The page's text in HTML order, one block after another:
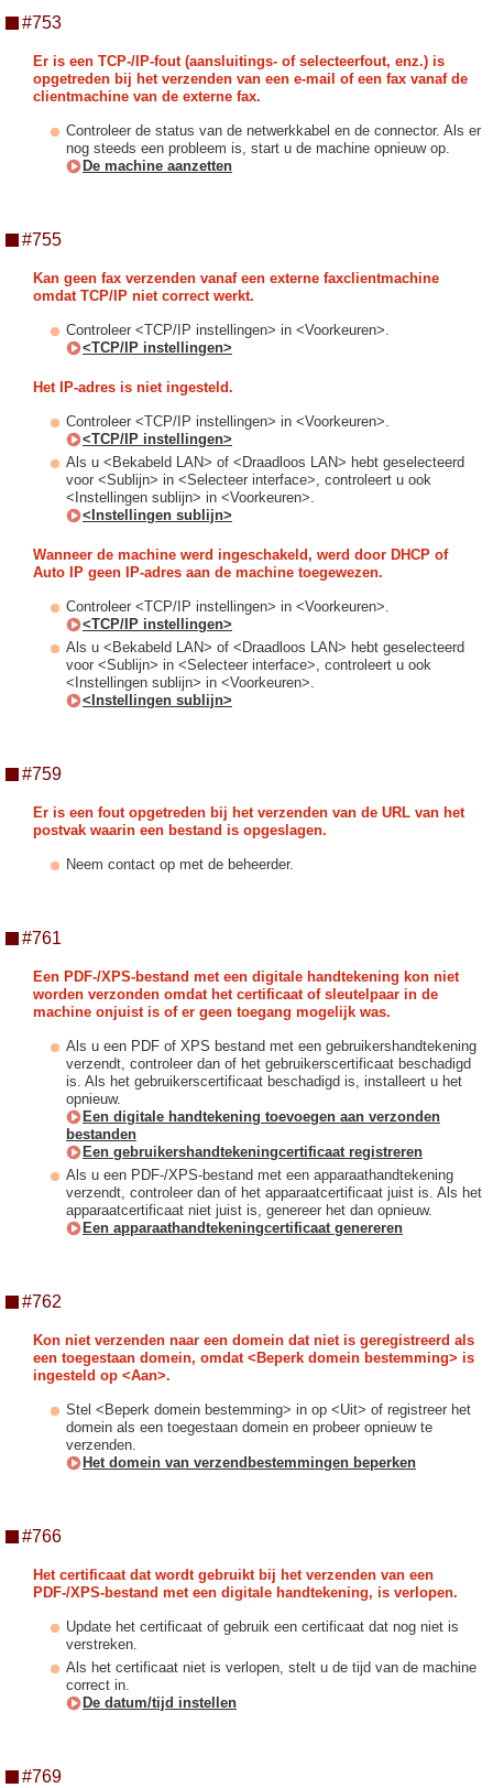
#753
Er is een TCP-/IP-fout (aansluitings- of selecteerfout, enz.) is
opgetreden bij het verzenden van een e-mail of een fax vanaf de
clientmachine van de externe fax.
Controleer de status van de netwerkkabel en de connector. Als er
nog steeds een probleem is, start u de machine opnieuw op.
De machine aanzetten
#755
Kan geen fax verzenden vanaf een externe faxclientmachine
omdat TCP/IP niet correct werkt.
Controleer <TCP/IP instellingen> in <Voorkeuren>.
<TCP/IP instellingen>
Het IP-adres is niet ingesteld.
Controleer <TCP/IP instellingen> in <Voorkeuren>.
<TCP/IP instellingen>
Als u <Bekabeld LAN> of <Draadloos LAN> hebt geselecteerd
voor <Sublijn> in <Selecteer interface>, controleert u ook
<Instellingen sublijn> in <Voorkeuren>.
<Instellingen sublijn>
Wanneer de machine werd ingeschakeld, werd door DHCP of
Auto IP geen IP-adres aan de machine toegewezen.
Controleer <TCP/IP instellingen> in <Voorkeuren>.
<TCP/IP instellingen>
Als u <Bekabeld LAN> of <Draadloos LAN> hebt geselecteerd
voor <Sublijn> in <Selecteer interface>, controleert u ook
<Instellingen sublijn> in <Voorkeuren>.
<Instellingen sublijn>
#759
Er is een fout opgetreden bij het verzenden van de URL van het
postvak waarin een bestand is opgeslagen.
Neem contact op met de beheerder.
#761
Een PDF-/XPS-bestand met een digitale handtekening kon niet
worden verzonden omdat het certificaat of sleutelpaar in de
machine onjuist is of er geen toegang mogelijk was.
Als u een PDF of XPS bestand met een gebruikershandtekening
verzendt, controleer dan of het gebruikerscertificaat beschadigd
is. Als het gebruikerscertificaat beschadigd is, installeert u het
opnieuw.
Een digitale handtekening toevoegen aan verzonden
bestanden
Een gebruikershandtekeningcertificaat registreren
Als u een PDF-/XPS-bestand met een apparaathandtekening
verzendt, controleer dan of het apparaatcertificaat juist is. Als het
apparaatcertificaat niet juist is, genereer het dan opnieuw.
Een apparaathandtekeningcertificaat genereren
#762
Kon niet verzenden naar een domein dat niet is geregistreerd als
een toegestaan domein, omdat <Beperk domein bestemming> is
ingesteld op <Aan>.
Stel <Beperk domein bestemming> in op <Uit> of registreer het
domein als een toegestaan domein en probeer opnieuw te
verzenden.
Het domein van verzendbestemmingen beperken
#766
Het certificaat dat wordt gebruikt bij het verzenden van een
PDF-/XPS-bestand met een digitale handtekening, is verlopen.
Update het certificaat of gebruik een certificaat dat nog niet is
verstreken.
Als het certificaat niet is verlopen, stelt u de tijd van de machine
correct in.
De datum/tijd instellen
#769